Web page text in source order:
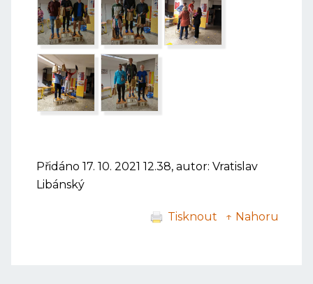
Přidáno 17. 10. 2021 12.38, autor: Vratislav
Libánský
Tisknout ↑ Nahoru